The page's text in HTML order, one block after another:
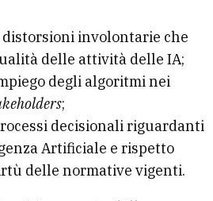
distorsioni involontarie che
delle attività delle IA;
degli algoritmi nei
;
decisionali riguardanti
Artificiale e rispetto
delle normative vigenti.